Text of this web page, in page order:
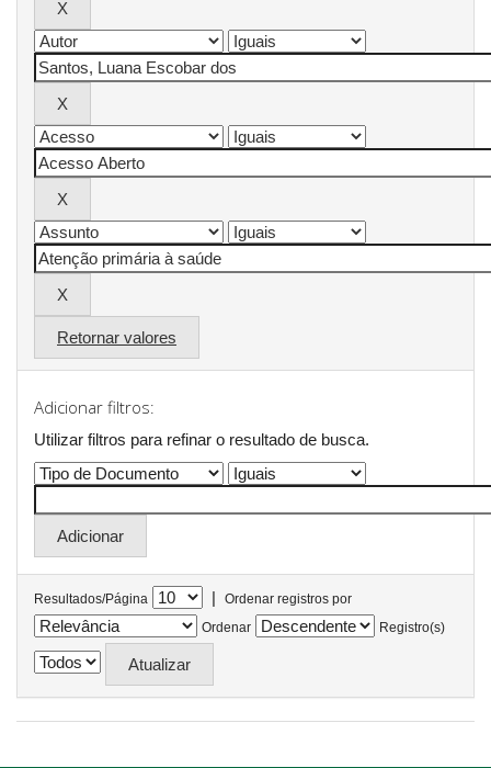
Retornar valores
Adicionar filtros:
Utilizar filtros para refinar o resultado de busca.
Resultados/Página |
Ordenar registros por
Ordenar
Registro(s)